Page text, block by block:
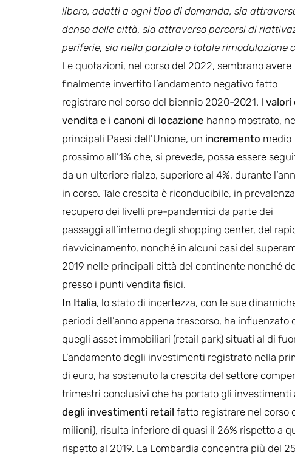
libero, adatti a ogni tipo di domanda, sia
denso delle città, sia attraverso percorsi di
periferie, sia nella parziale o totale rimodulazione
Le quotazioni, nel corso del 2022, sembrano avere
finalmente invertito l’andamento negativo fatto
registrare nel corso del biennio 2020-2021. I valori
vendita e i canoni di locazione hanno mostrato,
principali Paesi dell’Unione, un incremento medio
prossimo all’1% che, si prevede, possa essere
da un ulteriore rialzo, superiore al 4%, durante
in corso. Tale crescita è riconducibile, in
recupero dei livelli pre-pandemici da parte dei
passaggi all’interno degli shopping center, del
riavvicinamento, nonché in alcuni casi del
2019 nelle principali città del continente nonché
presso i punti vendita fisici.
In Italia, lo stato di incertezza, con le sue
periodi dell’anno appena trascorso, ha
quegli asset immobiliari (retail park) situati al di
L’andamento degli investimenti registrato nella
di euro, ha sostenuto la crescita del settore
trimestri conclusivi che ha portato gli investimenti
degli investimenti retail fatto registrare nel corso
milioni), risulta inferiore di quasi il 26% rispetto a
rispetto al 2019. La Lombardia concentra più del